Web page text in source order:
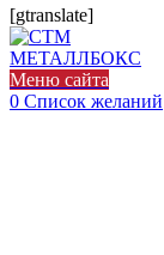
[gtranslate]
Меню сайта
0 Список желаний